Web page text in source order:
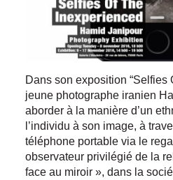
Dans son exposition “Selfies
jeune photographe iranien
aborder à la manière d’un
l’individu à son image, à
téléphone portable via le
observateur privilégié de la
face au miroir », dans la